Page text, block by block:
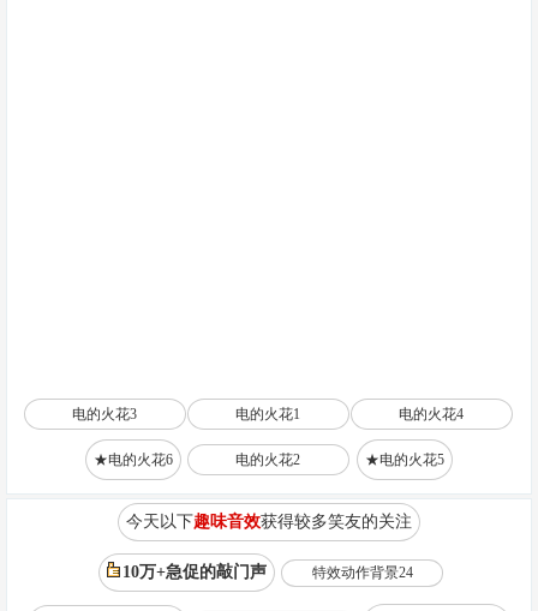
电的火花3 电的火花1 电的火花4
★电的火花6 电的火花2 ★电的火花5
今天以下趣味音效获得较多笑友的关注
10万+急促的敲门声 特效动作背景24